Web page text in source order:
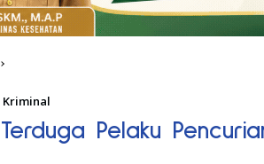
Kriminal
Pelaku